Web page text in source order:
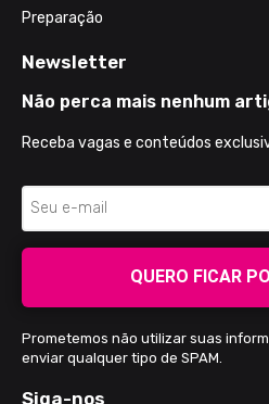
Preparação
Newsletter
Não perca mais nenhum
Receba vagas e conteúdos
QUERO FICAR
Prometemos não utilizar suas
enviar qualquer tipo de SPAM.
Siga-nos